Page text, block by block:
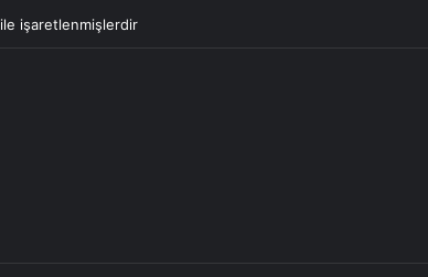
ile işaretlenmişlerdir